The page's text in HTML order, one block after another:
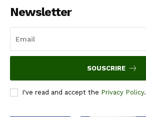
Newsletter
SOUSCRIRE
I've read and accept the Privacy Policy.